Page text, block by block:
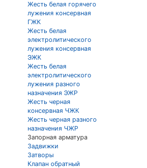
Жесть белая горячего
лужения консервная
ГЖК
Жесть белая
электролитического
лужения консервная
ЭЖК
Жесть белая
электролитического
лужения разного
назначения ЭЖР
Жесть черная
консервная ЧЖК
Жесть черная разного
назначения ЧЖР
Запорная арматура
Задвижки
Затворы
Клапан обратный